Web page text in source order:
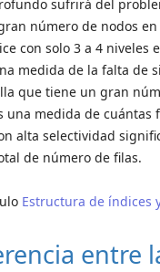
sufrirá del
número de nodos
con solo 3 a 4 niveles
medida de la falta de
que tiene un gran
una medida de cuántas
alta selectividad
de número de filas.
Estructura de índices
entre